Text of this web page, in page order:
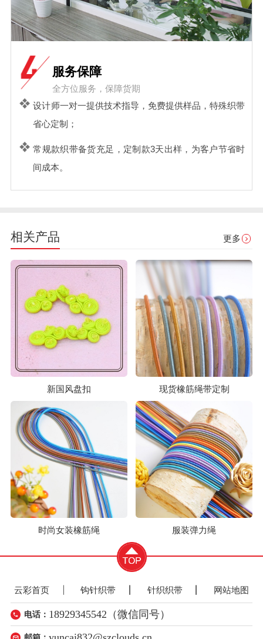
服务保障
全方位服务，保障货期
设计师一对一提供技术指导，免费提供样品，特殊织带
省心定制；
常规款织带备货充足，定制款3天出样，为客户节省时
间成本。
相关产品 更多
新国风盘扣 现货橡筋绳带定制
时尚女装橡筋绳 服装弹力绳
云彩首页 钩针织带 针织织带 网站地图
电话： 18929345542（微信同号）